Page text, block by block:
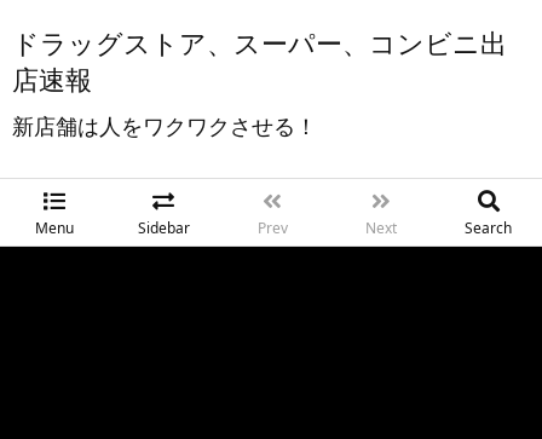
ドラッグストア、スーパー、コンビニ出
店速報
新店舗は人をワクワクさせる！
Menu Sidebar Prev Next Search